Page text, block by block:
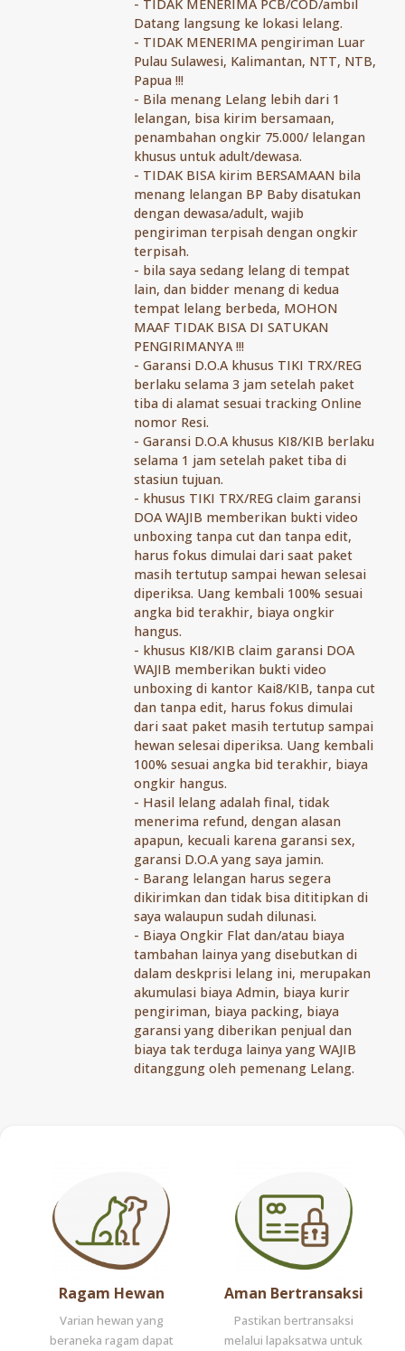
- ⁠TIDAK MENERIMA PCB/COD/ambil
Datang langsung ke lokasi lelang.
- ⁠TIDAK MENERIMA pengiriman Luar
Pulau Sulawesi, Kalimantan, NTT, NTB,
Papua !!!
- ⁠Bila menang Lelang lebih dari 1
lelangan, bisa kirim bersamaan,
penambahan ongkir 75.000/ lelangan
khusus untuk adult/dewasa.
- TIDAK BISA kirim BERSAMAAN bila
menang lelangan BP Baby disatukan
dengan dewasa/adult, wajib
pengiriman terpisah dengan ongkir
terpisah.
- bila saya sedang lelang di tempat
lain, dan bidder menang di kedua
tempat lelang berbeda, MOHON
MAAF TIDAK BISA DI SATUKAN
PENGIRIMANYA !!!
- ⁠Garansi D.O.A khusus TIKI TRX/REG
berlaku selama 3 jam setelah paket
tiba di alamat sesuai tracking Online
nomor Resi.
- ⁠Garansi D.O.A khusus KI8/KIB berlaku
selama 1 jam setelah paket tiba di
stasiun tujuan.
- ⁠khusus TIKI TRX/REG claim garansi
DOA WAJIB memberikan bukti video
unboxing tanpa cut dan tanpa edit,
harus fokus dimulai dari saat paket
masih tertutup sampai hewan selesai
diperiksa. Uang kembali 100% sesuai
angka bid terakhir, biaya ongkir
hangus.
- ⁠khusus KI8/KIB claim garansi DOA
WAJIB memberikan bukti video
unboxing di kantor Kai8/KIB, tanpa cut
dan tanpa edit, harus fokus dimulai
dari saat paket masih tertutup sampai
hewan selesai diperiksa. Uang kembali
100% sesuai angka bid terakhir, biaya
ongkir hangus.
- ⁠Hasil lelang adalah final, tidak
menerima refund, dengan alasan
apapun, kecuali karena garansi sex,
garansi D.O.A yang saya jamin.
- ⁠Barang lelangan harus segera
dikirimkan dan tidak bisa dititipkan di
saya walaupun sudah dilunasi.
- ⁠Biaya Ongkir Flat dan/atau biaya
tambahan lainya yang disebutkan di
dalam deskprisi lelang ini, merupakan
akumulasi biaya Admin, biaya kurir
pengiriman, biaya packing, biaya
garansi yang diberikan penjual dan
biaya tak terduga lainya yang WAJIB
ditanggung oleh pemenang Lelang.
Ragam Hewan
Varian hewan yang
beraneka ragam dapat
Aman Bertransaksi
Pastikan bertransaksi
melalui lapaksatwa untuk